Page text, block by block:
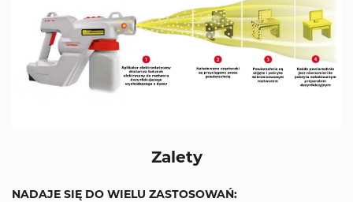
Zalety
NADAJE SIĘ DO WIELU ZASTOSOWAŃ: